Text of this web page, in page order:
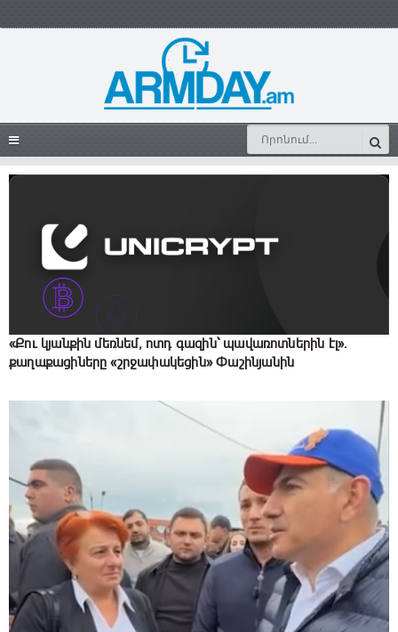
«Քու կյանքին մեռնեմ, ոտդ գազին՝ պավառոտներին էլ»․
քաղաքացիները «շրջափակեցին» Փաշինյանին